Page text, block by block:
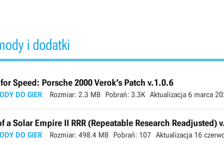
i dodatki
Speed: Porsche 2000 Verok’s Patch v.1.0.6
DO GIER Rozmiar: 2.3 MB Pobrań: 3.3K Aktualizacja 6 marca
a Solar Empire II RRR (Repeatable Research Readjusted)
DO GIER Rozmiar: 498.4 MB Pobrań: 107 Aktualizacja 16